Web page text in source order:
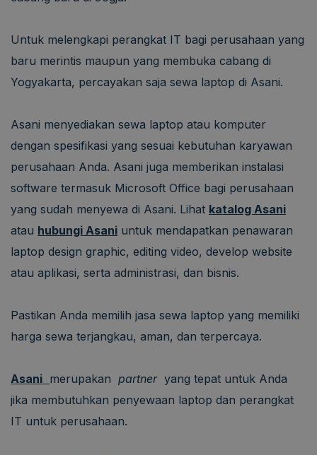
Untuk melengkapi perangkat IT bagi perusahaan yang
baru merintis maupun yang membuka cabang di
Yogyakarta, percayakan saja sewa laptop di Asani.
Asani menyediakan sewa laptop atau komputer
dengan spesifikasi yang sesuai kebutuhan karyawan
perusahaan Anda. Asani juga memberikan instalasi
software termasuk Microsoft Office bagi perusahaan
yang sudah menyewa di Asani. Lihat katalog Asani
atau hubungi Asani untuk mendapatkan penawaran
laptop design graphic, editing video, develop website
atau aplikasi, serta administrasi, dan bisnis.
Pastikan Anda memilih jasa sewa laptop yang memiliki
harga sewa terjangkau, aman, dan terpercaya.
Asani merupakan partneryang tepat untuk Anda
jika membutuhkan penyewaan laptop dan perangkat
IT untuk perusahaan.